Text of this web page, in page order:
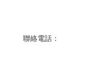
員 聯絡電話：